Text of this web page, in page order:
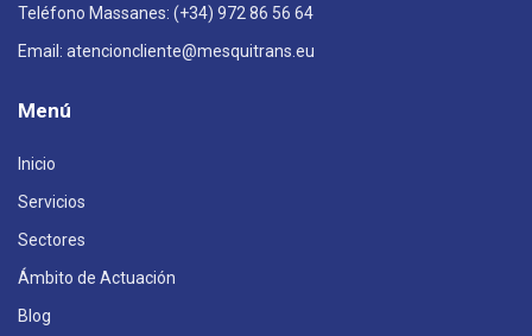
Teléfono Massanes: (+34) 972 86 56 64
Email: atencioncliente@mesquitrans.eu
Menú
Inicio
Servicios
Sectores
Ámbito de Actuación
Blog